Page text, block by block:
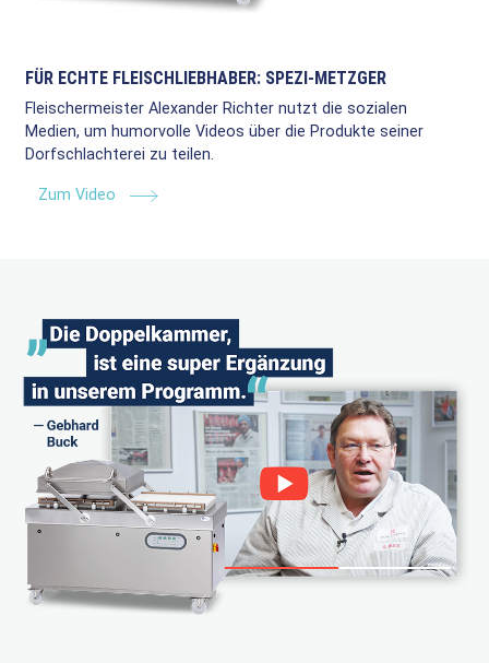
FÜR ECHTE FLEISCHLIEBHABER: SPEZI-METZGER
Fleischermeister Alexander Richter nutzt die sozialen
Medien, um humorvolle Videos über die Produkte seiner
Dorfschlachterei zu teilen.
Zum Video